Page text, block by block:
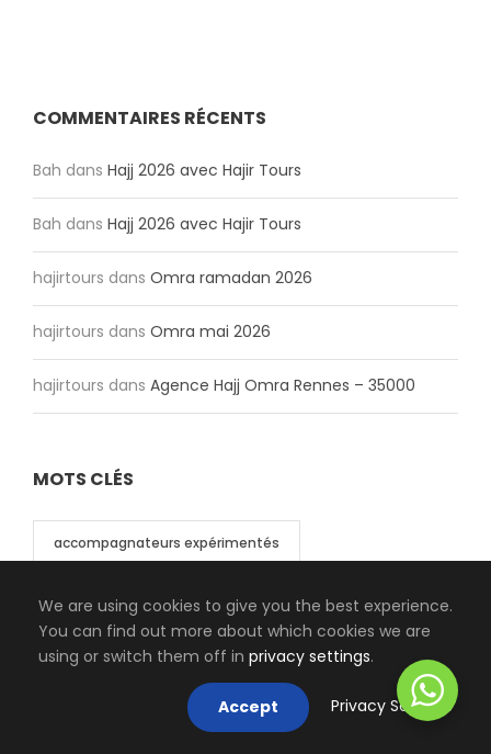
COMMENTAIRES RÉCENTS
Bah dans Hajj 2026 avec Hajir Tours
Bah dans Hajj 2026 avec Hajir Tours
hajirtours dans Omra ramadan 2026
hajirtours dans Omra mai 2026
hajirtours dans Agence Hajj Omra Rennes – 35000
MOTS CLÉS
accompagnateurs expérimentés
forfaits Omra toute l’année France
Guide hajj Hajj 2025 hajj 2026
Hajj pas cher
We are using cookies to give you the best experience.
You can find out more about which cookies we are
using or switch them off in privacy settings.
Accept Privacy Settings